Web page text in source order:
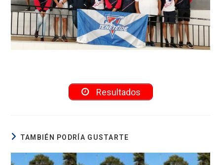
Resultados
TAMBIÉN PODRÍA GUSTARTE